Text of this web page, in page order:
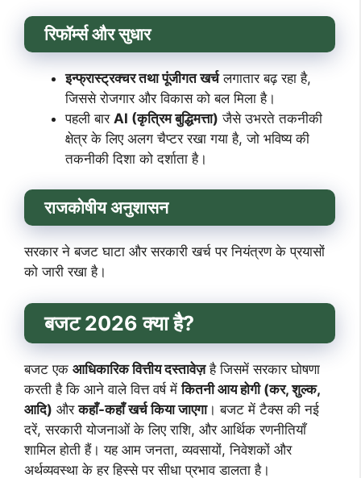
रिफॉर्म्स और सुधार
इन्फ्रास्ट्रक्चर तथा पूंजीगत खर्चलगातार बढ़ रहा है,
जिससे रोजगार और विकास को बल मिला है।
पहली बार AI (कृत्रिम बुद्धिमत्ता) जैसे उभरते तकनीकी
क्षेत्र के लिए अलग चैप्टर रखा गया है, जो भविष्य की
तकनीकी दिशा को दर्शाता है।
राजकोषीय अनुशासन
सरकार ने बजट घाटा और सरकारी खर्च पर नियंत्रण के प्रयासों
को जारी रखा है।
बजट 2026 क्या है?
बजट एक आधिकारिक वित्तीय दस्तावेज़है जिसमें सरकार घोषणा
करती है कि आने वाले वित्त वर्ष मेंकितनी आय होगी (कर, शुल्क,
आदि) औरकहाँ-कहाँ खर्च किया जाएगा। बजट में टैक्स की नई
दरें, सरकारी योजनाओं के लिए राशि, और आर्थिक रणनीतियाँ
शामिल होती हैं। यह आम जनता, व्यवसायों, निवेशकों और
अर्थव्यवस्था के हर हिस्से पर सीधा प्रभाव डालता है।